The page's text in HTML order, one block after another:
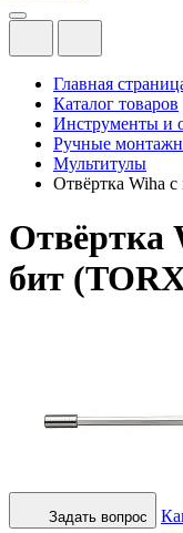
Главная
Каталог товаров
Инструменты и
Ручные
Мультитулы
Отвёртка Wiha
Отвёртка
бит
Задать вопрос